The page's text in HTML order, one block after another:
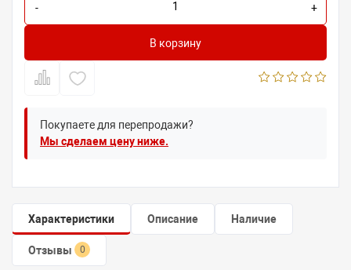
- +
В корзину
Покупаете для перепродажи?
Мы сделаем цену ниже.
Характеристики Описание Наличие
Отзывы 0